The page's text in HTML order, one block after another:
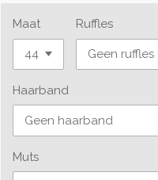
Maat Ruffles
Haarband
Muts